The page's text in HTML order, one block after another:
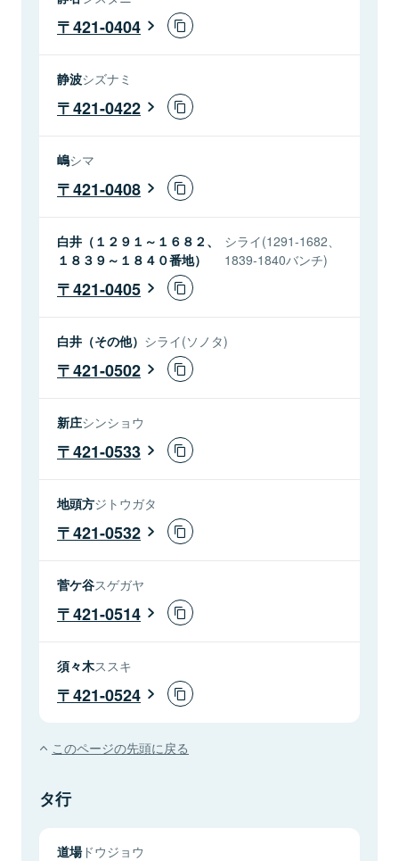
421-0404
静波シズナミ
421-0422
嶋シマ
421-0408
白井（１２９１～１６８２、
１８３９～１８４０番地）
シライ(1291-1682、
1839-1840バンチ)
421-0405
白井（その他） シライ(ソノタ)
421-0502
新庄シンショウ
421-0533
地頭方ジトウガタ
421-0532
菅ケ谷スゲガヤ
421-0514
須々木ススキ
421-0524
このページの先頭に戻る
タ行
道場ドウジョウ